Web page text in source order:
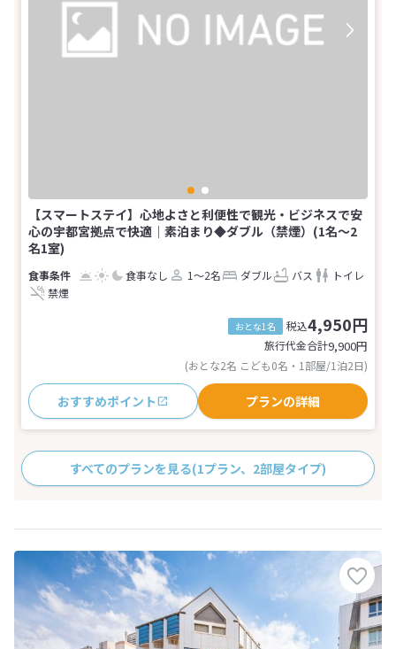
【スマートステイ】心地よさと利便性で観光・ビジネスで安
心の宇都宮拠点で快適│素泊まり◆ダブル（禁煙）(1名～2
名1室)
食事なし 1～2名 ダブル バス
トイレ
禁煙
おとな1名 税込4,950円
旅行代金合計9,900円
(おとな2名 こども0名・1部屋/1泊2日)
おすすめポイント プランの詳細
すべてのプランを見る(1プラン、2部屋タイプ)